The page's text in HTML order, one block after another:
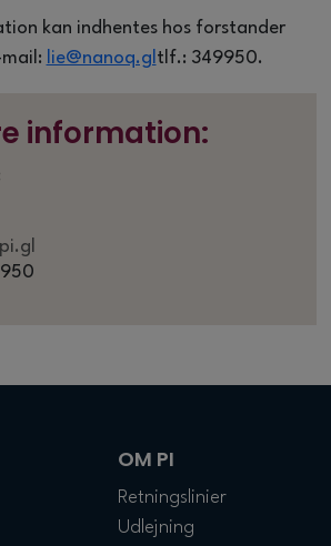
kan indhentes hos forstander
mail: lie@nanoq.gl tlf.: 349950.
information:
OM PI
Retningslinier
Udlejning